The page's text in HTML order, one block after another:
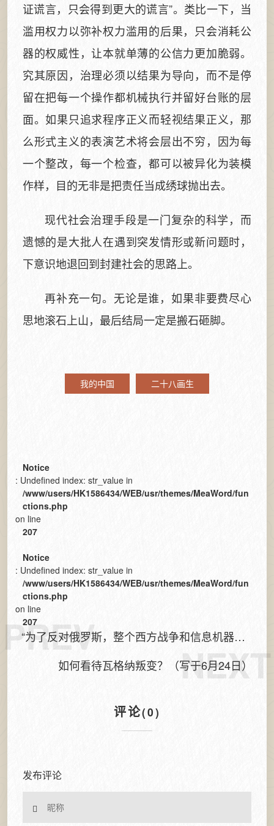
证谎言，只会得到更大的谎言”。类比一下，当
滥用权力以弥补权力滥用的后果，只会消耗公
器的权威性，让本就单薄的公信力更加脆弱。
究其原因，治理必须以结果为导向，而不是停
留在把每一个操作都机械执行并留好台账的层
面。如果只追求程序正义而轻视结果正义，那
么形式主义的表演艺术将会层出不穷，因为每
一个整改，每一个检查，都可以被异化为装模
作样，目的无非是把责任当成绣球抛出去。
现代社会治理手段是一门复杂的科学，而
遗憾的是大批人在遇到突发情形或新问题时，
下意识地退回到封建社会的思路上。
再补充一句。无论是谁，如果非要费尽心
思地滚石上山，最后结局一定是搬石砸脚。
我的中国 二十八画生
Notice
: Undefined index: str_value in
/www/users/HK1586434/WEB/usr/themes/MeaWord/fun
ctions.php
on line
207
Notice
: Undefined index: str_value in
/www/users/HK1586434/WEB/usr/themes/MeaWord/fun
ctions.php
on line
207
PREV
“为了反对俄罗斯，整个西方战争和信息机器全
力开动”：沙皇这话对吗？
NEXT
如何看待瓦格纳叛变？（写于6月24日）
评论(0)
发布评论